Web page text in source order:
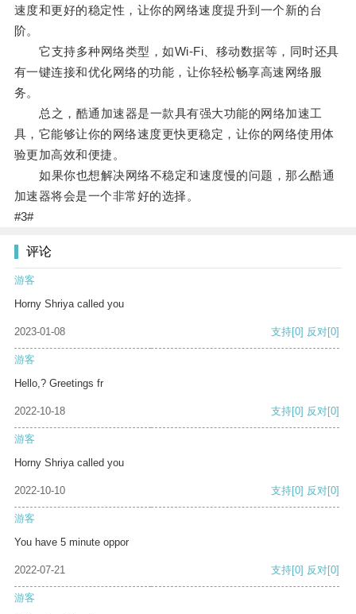
速度和更好的稳定性，让你的网络速度提升到一个新的台
阶。
它支持多种网络类型，如Wi-Fi、移动数据等，同时还具
有一键连接和优化网络的功能，让你轻松畅享高速网络服
务。
总之，酷通加速器是一款具有强大功能的网络加速工
具，它能够让你的网络速度更快更稳定，让你的网络使用体
验更加高效和便捷。
如果你也想解决网络不稳定和速度慢的问题，那么酷通
加速器将会是一个非常好的选择。
#3#
评论
游客
Horny Shriya called you
2023-01-08 支持[0] 反对[0]
游客
Hello,? Greetings fr
2022-10-18 支持[0] 反对[0]
游客
Horny Shriya called you
2022-10-10 支持[0] 反对[0]
游客
You have 5 minute oppor
2022-07-21 支持[0] 反对[0]
游客